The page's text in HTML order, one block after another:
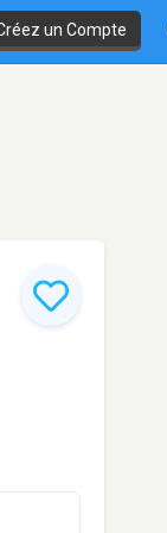
un Compte